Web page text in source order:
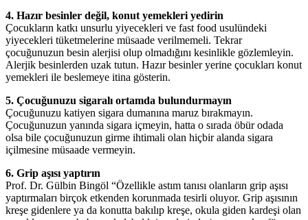
4. Hazır besinler değil, konut yemekleri yedirin
Çocukların katkı unsurlu yiyecekleri ve fast food usulündeki
yiyecekleri tüketmelerine müsaade verilmemeli. Tekrar
çocuğunuzun besin alerjisi olup olmadığını kesinlikle gözlemleyin.
Alerjik besinlerden uzak tutun. Hazır besinler yerine çocukları konut
yemekleri ile beslemeye itina gösterin.
5. Çocuğunuzu sigaralı ortamda bulundurmayın
Çocuğunuzu katiyen sigara dumanına maruz bırakmayın.
Çocuğunuzun yanında sigara içmeyin, hatta o sırada öbür odada
olsa bile çocuğunuzun girme ihtimali olan hiçbir alanda sigara
içilmesine müsaade vermeyin.
6. Grip aşısı yaptırın
Prof. Dr. Gülbin Bingöl “Özellikle astım tanısı olanların grip aşısı
yaptırmaları birçok etkenden korunmada tesirli oluyor. Grip aşısının
kreşe gidenlere ya da konutta bakılıp kreşe, okula giden kardeşi olan